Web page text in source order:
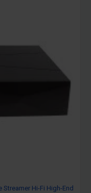
Streamer Hi-Fi High-End